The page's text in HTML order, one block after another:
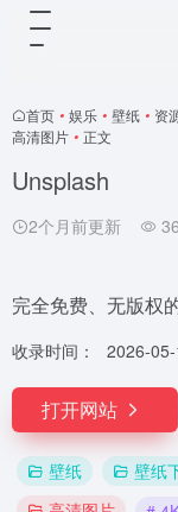
首页 • 娱乐 • 壁纸 • 资
高清图片 • 正文
Unsplash
2个月前更新
完全免费、无版权
收录时间： 2026-
打开网站
壁纸 壁纸